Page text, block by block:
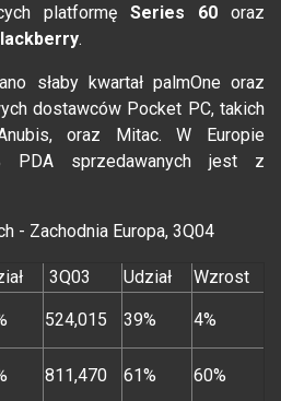
platformę Series 60 oraz
.
słaby kwartał palmOne oraz
dostawców Pocket PC, takich
oraz Mitac. W Europie
PDA sprzedawanych jest z
- Zachodnia Europa, 3Q04
3Q03 Udział
Wzrost
524,015 39% 4%
811,470 61% 60%